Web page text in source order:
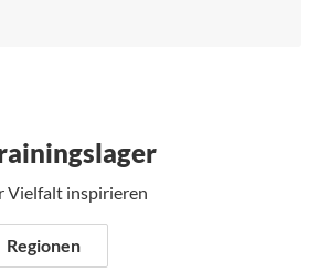
Vielfalt inspirieren
Regionen